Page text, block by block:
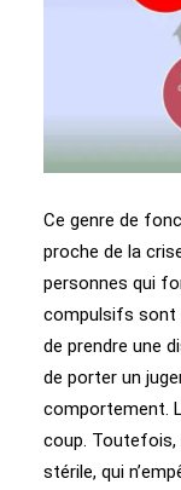
Ce genre de
proche de la
personnes qui
compulsifs sont
de prendre une
de porter un
comportement.
coup. Toutefois,
stérile, qui